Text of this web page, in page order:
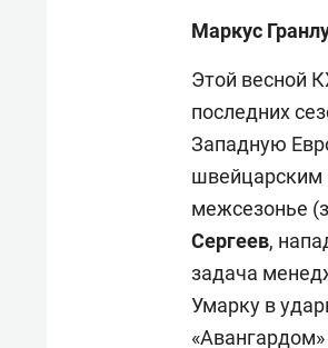
Маркус
Этой весной
последних
Западную
швейцарским
межсезонье
Сергеев,
задача
Умарку в